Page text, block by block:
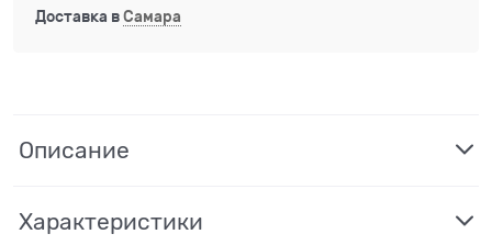
Доставка вСамара
Описание
Характеристики